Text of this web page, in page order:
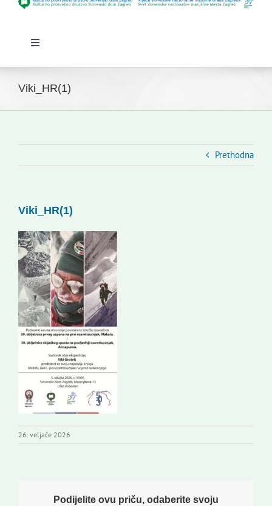
Toggle
Početna
Novosti
Slovenski dom Zagreb
Korisne informacije
Viki_HR(1)
Prethodna
Viki_HR(1)
26. veljače 2026
Podijelite ovu priču, odaberite svoju